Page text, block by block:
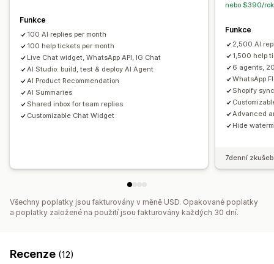
Upozornění pro dopravu
Cross-selling
Upselling Odeslání přepisu
Přizpůsobení
Barva a písmo
Emoji a nálepky Okno chatu
Otevírací doba
Označování štítky Přiřazení chatu
Avatar agenta
Spouštěče založené na pravidlech
Označování štítky
Detekce spamu
Sledování objednávek
Notifikace pro zákazníky
Více jazyků Analytika Výkazy
Funkce
100 AI replies per month
100 help tickets per month
Live Chat widget, WhatsApp API, IG Chat
AI Studio: build, test & deploy AI Agent
AI Product Recommendation
AI Summaries
Shared inbox for team replies
Customizable Chat Widget
nebo $390/rok
Funkce
2,500 AI
1,500 help
6 agents,
WhatsApp
Shopify
Advanced
Hide
7denní
Všechny poplatky jsou fakturovány v měně USD. Opakované poplatky
a poplatky založené na použití jsou fakturovány každých 30 dní.
Recenze (12)